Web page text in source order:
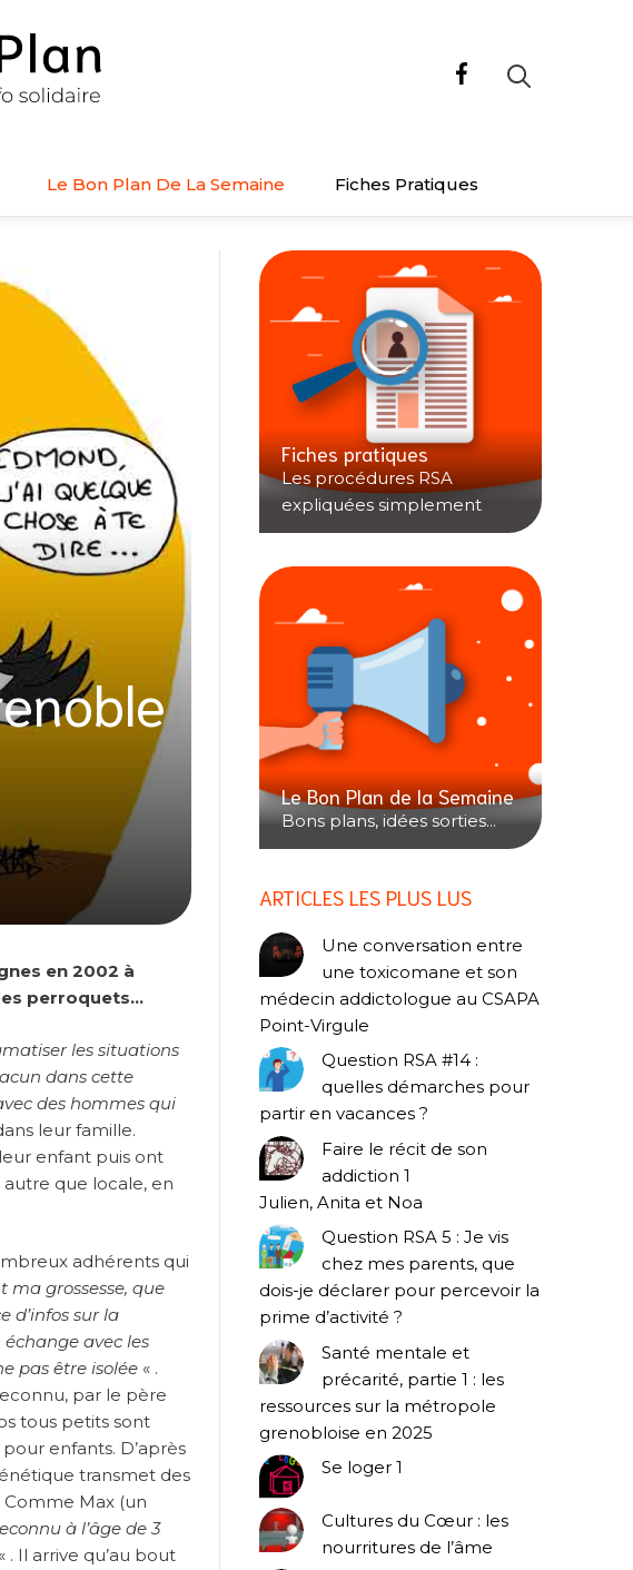
Le Bon Plan De La Semaine Fiches Pratiques
en 2002 à
perroquets…
les situations
dans cette
des hommes qui
leur famille.
enfant puis ont
autre que locale, en
adhérents qui
ma grossesse, que
d’infos sur la
avec les
pas être isolée « .
par le père
tous petits sont
enfants. D’après
transmet des
Comme Max (un
à l’âge de 3
« . Il arrive qu’au bout
Fiches pratiques
Les procédures RSA
expliquées simplement
Le Bon Plan de la Semaine
Bons plans, idées sorties...
ARTICLES LES PLUS LUS
Une conversation entre
une toxicomane et son
médecin addictologue au CSAPA
Point-Virgule
Question RSA #14 :
quelles démarches pour
partir en vacances ?
Faire le récit de son
addiction 1
Julien, Anita et Noa
Question RSA 5 : Je vis
chez mes parents, que
dois-je déclarer pour percevoir la
prime d’activité ?
Santé mentale et
précarité, partie 1 : les
ressources sur la métropole
grenobloise en 2025
Se loger 1
Cultures du Cœur : les
nourritures de l’âme